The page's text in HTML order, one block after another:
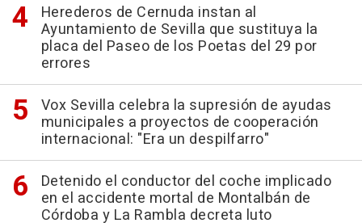
Herederos de Cernuda instan al
Ayuntamiento de Sevilla que sustituya la
placa del Paseo de los Poetas del 29 por
errores
Vox Sevilla celebra la supresión de ayudas
municipales a proyectos de cooperación
internacional: "Era un despilfarro"
Detenido el conductor del coche implicado
en el accidente mortal de Montalbán de
Córdoba y La Rambla decreta luto